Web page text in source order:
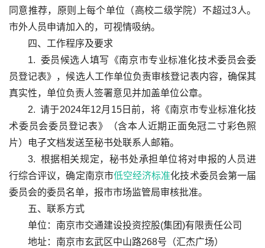
同意推荐，原则上每个单位（高校二级学院）不超过3人。
市外人员申请加入的，可视情吸纳。
四、工作程序及要求
1. 委员候选人填写《南京市专业标准化技术委员会委
员登记表》，候选人工作单位负责审核登记表内容，确保其
真实性，单位负责人签署意见并加盖单位公章。
2. 请于2024年12月 15日前，将《南京市专业标准化技
术委员会委员登记表》（含本人近期正面免冠二寸彩色照
片）电子文档发送至秘书处联系人邮箱。
3. 根据相关规定，秘书处承担单位将对申报的人员进
行综合评议，确定南京市低空经济标准化技术委员会第一届
委员会的委员名单，报市市场监管局审核批准。
五、联系方式
单位：南京市交通建设投资控股(集团)有限责任公司
地址：南京市玄武区中山路268号（汇杰广场）